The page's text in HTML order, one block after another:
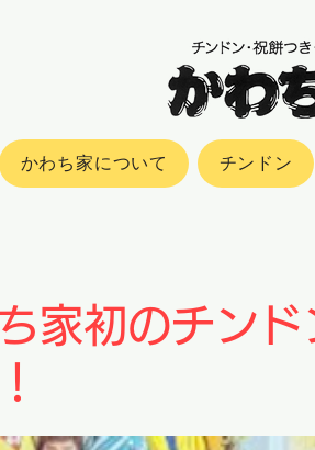
かわち家について チンドン
家初のチン